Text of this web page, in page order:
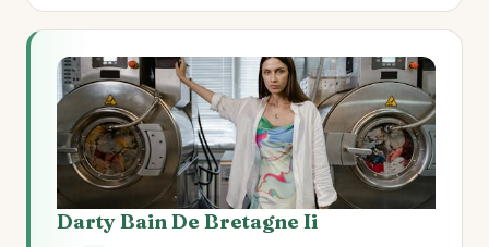
Darty Bain De Bretagne Ii